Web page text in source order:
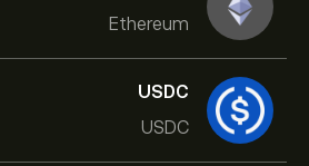
Ethereum
USDC
USDC